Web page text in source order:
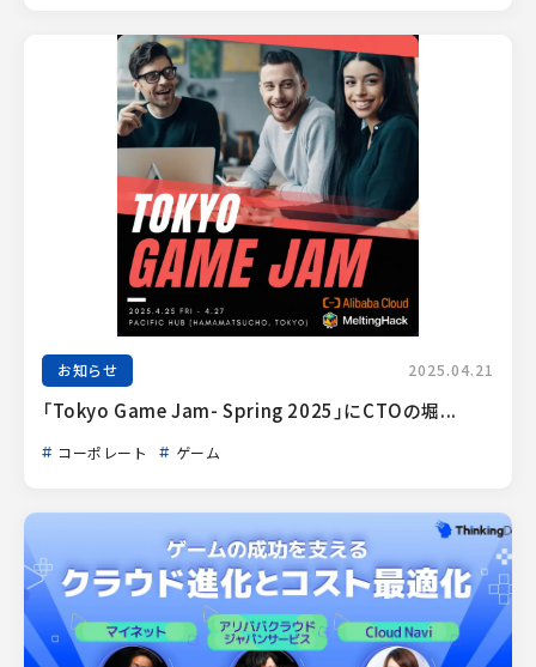
お知らせ 2025.04.21
「Tokyo Game Jam- Spring 2025」にCTOの堀...
コーポレート ゲーム